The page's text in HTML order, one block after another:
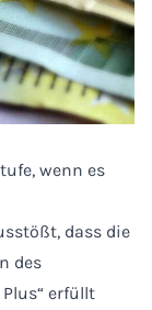
wenn es
dass die
des
erfüllt